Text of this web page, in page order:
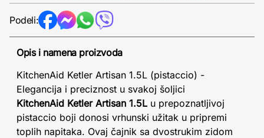
Podeli:
Opis i namena proizvoda
KitchenAid Ketler Artisan 1.5L (pistaccio) -
Elegancija i preciznost u svakoj šoljici
KitchenAid Ketler Artisan 1.5L u prepoznatljivoj
pistaccio boji donosi vrhunski užitak u pripremi
toplih napitaka. Ovaj čajnik sa dvostrukim zidom